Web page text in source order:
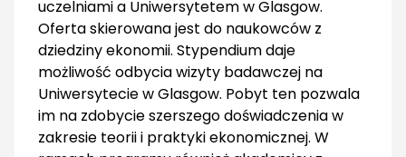
uczelniami a Uniwersytetem w Glasgow.
Oferta skierowana jest do naukowców z
dziedziny ekonomii. Stypendium daje
możliwość odbycia wizyty badawczej na
Uniwersytecie w Glasgow. Pobyt ten pozwala
im na zdobycie szerszego doświadczenia w
zakresie teorii i praktyki ekonomicznej. W